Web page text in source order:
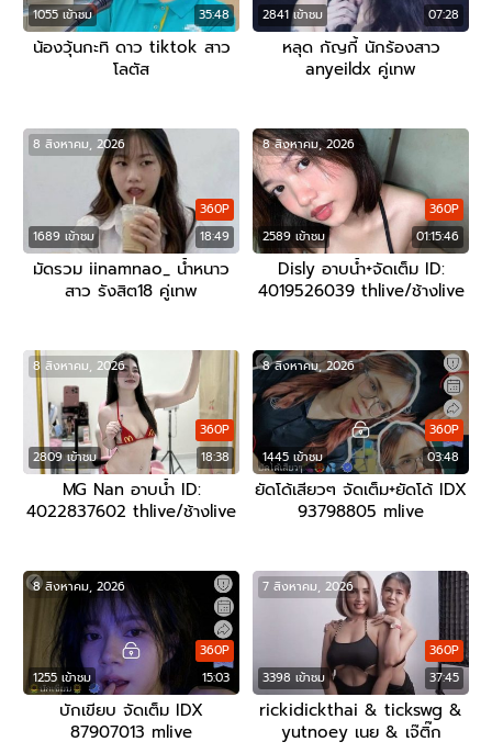
1055 เข้าชม 35:48
น้องวุ้นกะทิ ดาว tiktok สาว
โลตัส
2841 เข้าชม 07:28
หลุด กัญกี้ นักร้องสาว
anyeildx คู่เทพ
1689 เข้าชม 18:49
360P
8 สิงหาคม, 2026
มัดรวม iinamnao_ น้ำหนาว
สาว รังสิต18 คู่เทพ
2589 เข้าชม 01:15:46
360P
8 สิงหาคม, 2026
Disly อาบน้ำ+จัดเต็ม ID:
4019526039 thlive/ช้างlive
2809 เข้าชม 18:38
360P
8 สิงหาคม, 2026
MG Nan อาบน้ำ ID:
4022837602 thlive/ช้างlive
1445 เข้าชม 03:48
360P
8 สิงหาคม, 2026
ยัดโด้เสียวๆ จัดเต็ม+ยัดโด้ IDX
93798805 mlive
1255 เข้าชม 15:03
360P
8 สิงหาคม, 2026
บักเขียบ จัดเต็ม IDX
87907013 mlive
3398 เข้าชม 37:45
360P
7 สิงหาคม, 2026
rickidickthai & tickswg &
yutnoey เนย & เจ๊ติ๊ก